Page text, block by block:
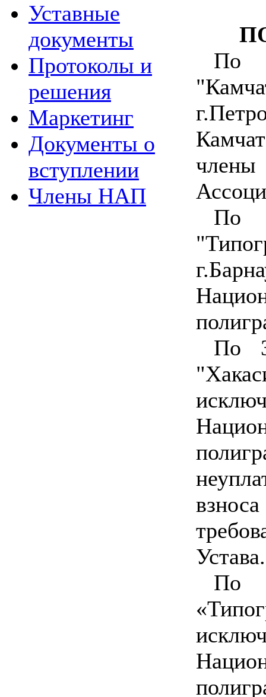
Уставные
документы
Протоколы и
решения
Маркетинг
Документы о
вступлении
Члены НАП
По
По
Устава.
По